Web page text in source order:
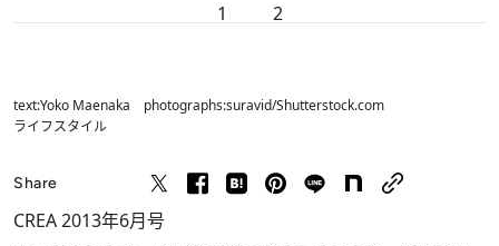
1 2
text:Yoko Maenaka photographs:suravid/Shutterstock.com
ライフスタイル
Share
CREA 2013年6月号